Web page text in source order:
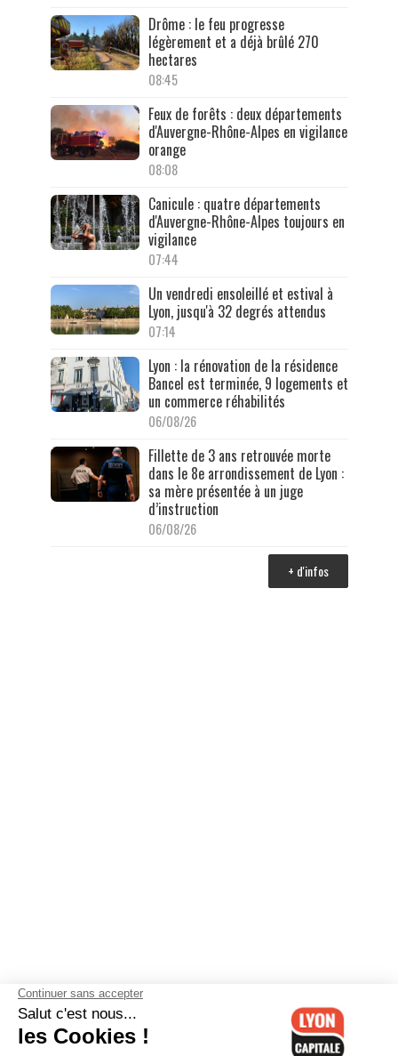
Drôme : le feu progresse
légèrement et a déjà brûlé 270
hectares
08:45
Feux de forêts : deux départements
d'Auvergne-Rhône-Alpes en vigilance
orange
08:08
Canicule : quatre départements
d'Auvergne-Rhône-Alpes toujours en
vigilance
07:44
Un vendredi ensoleillé et estival à
Lyon, jusqu'à 32 degrés attendus
07:14
Lyon : la rénovation de la résidence
Bancel est terminée, 9 logements et
un commerce réhabilités
06/08/26
Fillette de 3 ans retrouvée morte
dans le 8e arrondissement de Lyon :
sa mère présentée à un juge
d’instruction
06/08/26
+ d'infos